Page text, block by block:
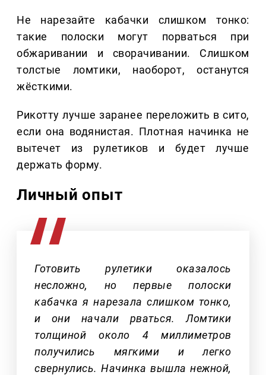
Не нарезайте кабачки слишком тонко:
такие полоски могут порваться при
обжаривании и сворачивании. Слишком
толстые ломтики, наоборот, останутся
жёсткими.
Рикотту лучше заранее переложить в сито,
если она водянистая. Плотная начинка не
вытечет из рулетиков и будет лучше
держать форму.
Личный опыт
Готовить рулетики оказалось
несложно, но первые полоски
кабачка я нарезала слишком тонко,
и они начали рваться. Ломтики
толщиной около 4 миллиметров
получились мягкими и легко
свернулись. Начинка вышла нежной,